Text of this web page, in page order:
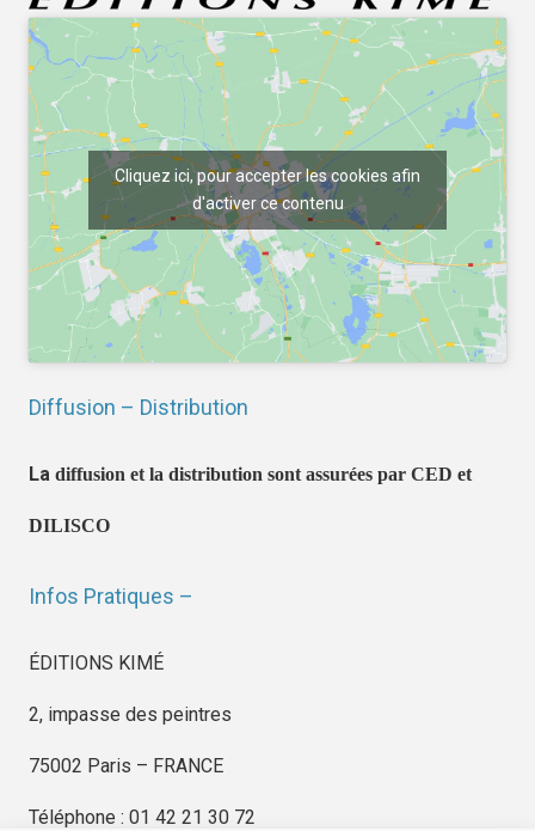
Cliquez ici, pour accepter les cookies afin
d'activer ce contenu
Diffusion – Distribution
La diffusion et la distribution sont assurées par CED et
DILISCO
Infos Pratiques –
ÉDITIONS KIMÉ
2, impasse des peintres
75002 Paris – FRANCE
Téléphone : 01 42 21 30 72